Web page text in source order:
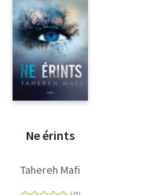
Ne érints
Tahereh Mafi